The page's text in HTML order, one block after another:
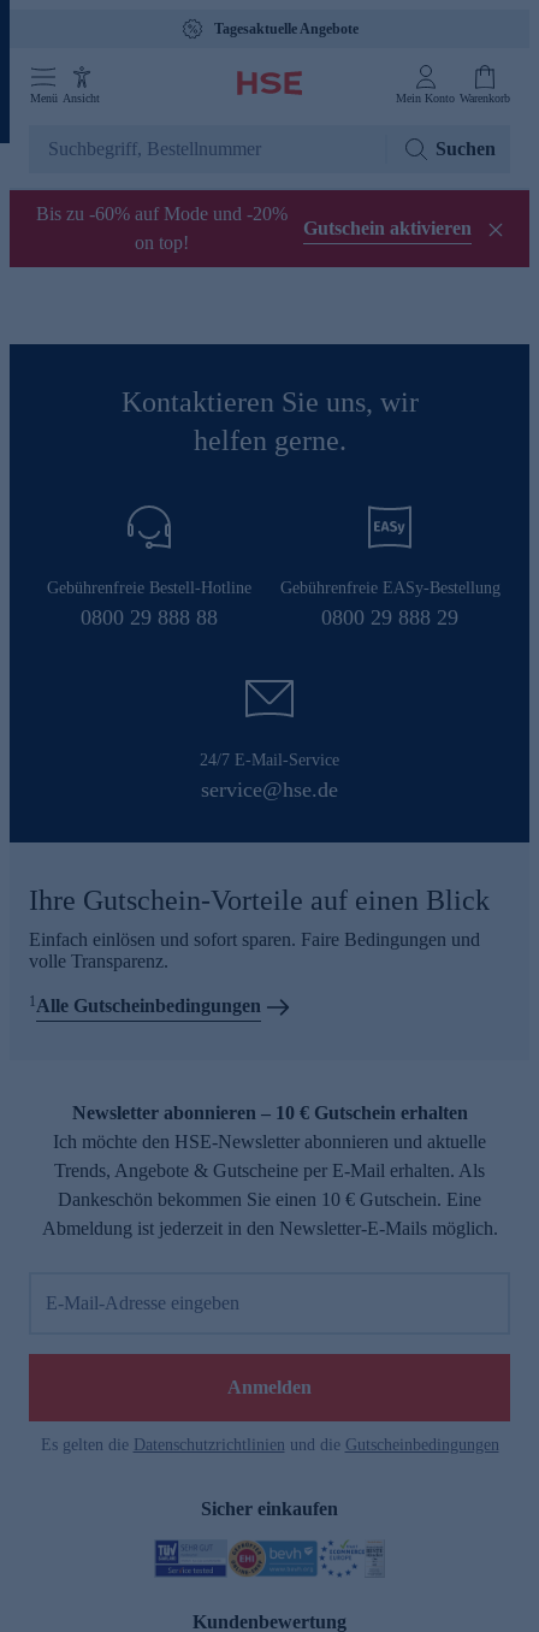
Tagesaktuelle Angebote
Menü Ansicht Mein Konto Warenkorb
Suchen
Bis zu -60% auf Mode und -20%
on top!
Gutschein aktivieren
Kontaktieren Sie uns, wir
helfen gerne.
Gebührenfreie Bestell-Hotline
0800 29 888 88
Gebührenfreie EASy-Bestellung
0800 29 888 29
24/7 E-Mail-Service
service@hse.de
Ihre Gutschein-Vorteile auf einen Blick
Einfach einlösen und sofort sparen. Faire Bedingungen und
volle Transparenz.
1Alle Gutscheinbedingungen
Newsletter abonnieren – 10 € Gutschein erhalten
Ich möchte den HSE-Newsletter abonnieren und aktuelle
Trends, Angebote & Gutscheine per E-Mail erhalten. Als
Dankeschön bekommen Sie einen 10 € Gutschein. Eine
Abmeldung ist jederzeit in den Newsletter-E-Mails möglich.
E-Mail-Adresse eingeben
Anmelden
Es gelten die Datenschutzrichtlinien und die Gutscheinbedingungen
Sicher einkaufen
Kundenbewertung